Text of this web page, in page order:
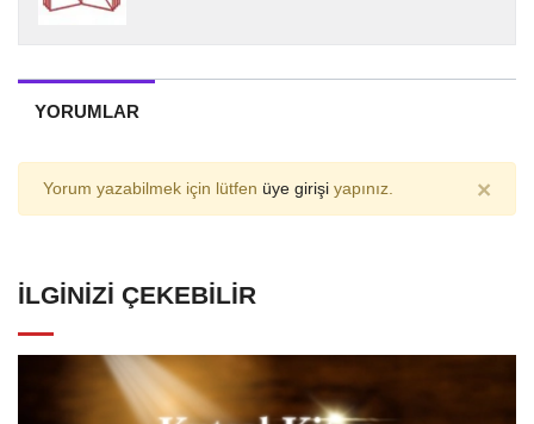
YORUMLAR
Yorum yazabilmek için lütfen üye girişi yapınız. ×
İLGINIZI ÇEKEBILIR